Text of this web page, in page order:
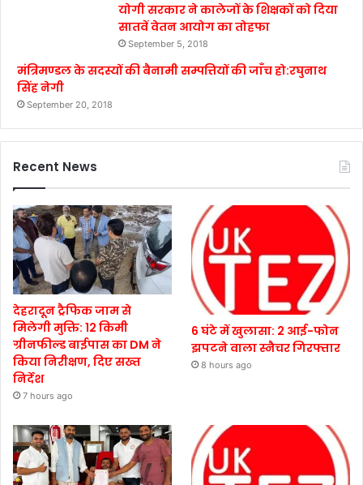
योगी सरकार ने कालेजों के शिक्षकों को दिया
सातवें वेतन आयोग का तोहफा
September 5, 2018
मंत्रिमण्डल के सदस्यों की बैनामी सम्पत्तियों की जाँच हो:रघुनाथ
सिंह नेगी
September 20, 2018
Recent News
देहरादून ट्रैफिक जाम से
मिलेगी मुक्ति: 12 किमी
ग्रीनफील्ड बाईपास का DM ने
किया निरीक्षण, दिए सख्त
निर्देश
7 hours ago
6 घंटे में खुलासा: 2 आई-फोन
झपटने वाला स्नैचर गिरफ्तार
8 hours ago